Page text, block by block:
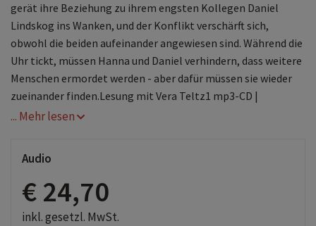
gerät ihre Beziehung zu ihrem engsten Kollegen Daniel
Lindskog ins Wanken, und der Konflikt verschärft sich,
obwohl die beiden aufeinander angewiesen sind. Während die
Uhr tickt, müssen Hanna und Daniel verhindern, dass weitere
Menschen ermordet werden - aber dafür müssen sie wieder
zueinander finden.Lesung mit Vera Teltz1 mp3-CD |
... Mehr lesen
Audio
€ 24,70
inkl. gesetzl. MwSt.